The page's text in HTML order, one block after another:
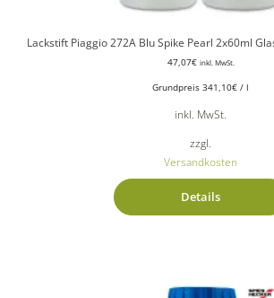
Lackstift Piaggio 272A Blu Spike Pearl 2x60ml
47,07€ inkl. MwSt.
Grundpreis 341,10€ / l
inkl. MwSt.
zzgl.
Versandkosten
Details